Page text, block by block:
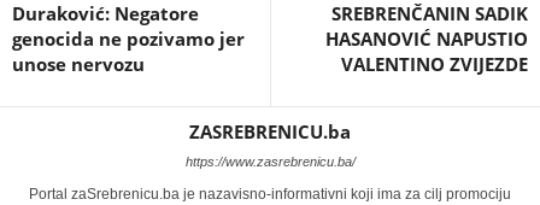
Duraković: Negatore
genocida ne pozivamo jer
unose nervozu
SREBRENČANIN SADIK
HASANOVIĆ NAPUSTIO
VALENTINO ZVIJEZDE
ZASREBRENICU.ba
https://www.zasrebrenicu.ba/
Portal zaSrebrenicu.ba je nazavisno-informativni koji ima za cilj promociju